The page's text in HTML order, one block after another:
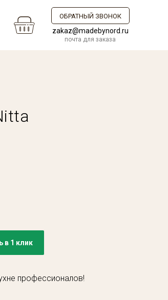
ОБРАТНЫЙ ЗВОНОК
zakaz@madebynord.ru
почта для заказа
в 1 клик
профессионалов!